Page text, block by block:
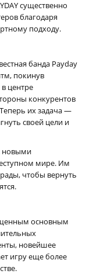
существенно
благодаря
подходу.
банда Payday
покинув
центре
конкурентов
их задача —
своей цели и
новыми
мире. Им
чтобы вернуть
основным
новейшее
игру еще более